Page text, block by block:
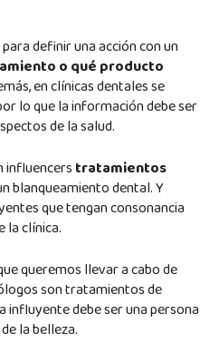
definir una acción con un
o qué producto
en clínicas dentales se
lo que la información debe ser
de la salud.
influencers tratamientos
blanqueamiento dental. Y
que tengan consonancia
la clínica.
queremos llevar a cabo de
son tratamientos de
debe ser una persona
la belleza.